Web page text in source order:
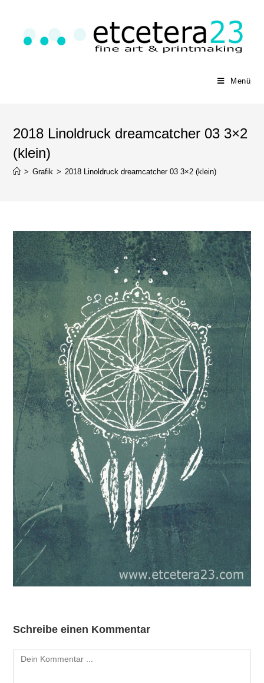
Menü
2018 Linoldruck dreamcatcher 03 3×2
(klein)
> Grafik > 2018 Linoldruck dreamcatcher 03 3×2 (klein)
Schreibe einen Kommentar